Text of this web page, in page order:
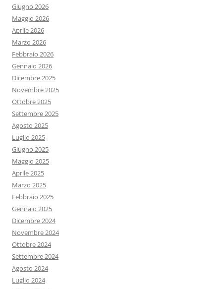
Giugno 2026
Maggio 2026
Aprile 2026
Marzo 2026
Febbraio 2026
Gennaio 2026
Dicembre 2025
Novembre 2025
Ottobre 2025
Settembre 2025
Agosto 2025
Luglio 2025
Giugno 2025
Maggio 2025
Aprile 2025
Marzo 2025
Febbraio 2025
Gennaio 2025
Dicembre 2024
Novembre 2024
Ottobre 2024
Settembre 2024
Agosto 2024
Luglio 2024